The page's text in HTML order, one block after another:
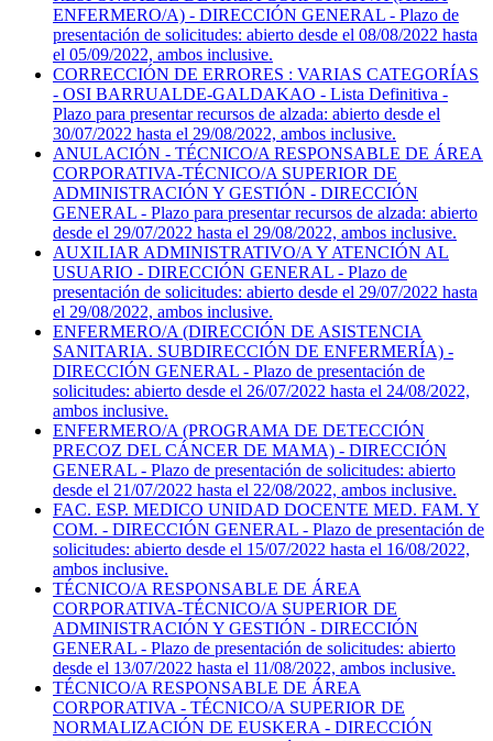
ENFERMERO/A) - DIRECCIÓN GENERAL - Plazo de
presentación de solicitudes: abierto desde el 08/08/2022 hasta
el 05/09/2022, ambos inclusive.
CORRECCIÓN DE ERRORES : VARIAS CATEGORÍAS
- OSI BARRUALDE-GALDAKAO - Lista Definitiva -
Plazo para presentar recursos de alzada: abierto desde el
30/07/2022 hasta el 29/08/2022, ambos inclusive.
ANULACIÓN - TÉCNICO/A RESPONSABLE DE ÁREA
CORPORATIVA-TÉCNICO/A SUPERIOR DE
ADMINISTRACIÓN Y GESTIÓN - DIRECCIÓN
GENERAL - Plazo para presentar recursos de alzada: abierto
desde el 29/07/2022 hasta el 29/08/2022, ambos inclusive.
AUXILIAR ADMINISTRATIVO/A Y ATENCIÓN AL
USUARIO - DIRECCIÓN GENERAL - Plazo de
presentación de solicitudes: abierto desde el 29/07/2022 hasta
el 29/08/2022, ambos inclusive.
ENFERMERO/A (DIRECCIÓN DE ASISTENCIA
SANITARIA. SUBDIRECCIÓN DE ENFERMERÍA) -
DIRECCIÓN GENERAL - Plazo de presentación de
solicitudes: abierto desde el 26/07/2022 hasta el 24/08/2022,
ambos inclusive.
ENFERMERO/A (PROGRAMA DE DETECCIÓN
PRECOZ DEL CÁNCER DE MAMA) - DIRECCIÓN
GENERAL - Plazo de presentación de solicitudes: abierto
desde el 21/07/2022 hasta el 22/08/2022, ambos inclusive.
FAC. ESP. MEDICO UNIDAD DOCENTE MED. FAM. Y
COM. - DIRECCIÓN GENERAL - Plazo de presentación de
solicitudes: abierto desde el 15/07/2022 hasta el 16/08/2022,
ambos inclusive.
TÉCNICO/A RESPONSABLE DE ÁREA
CORPORATIVA-TÉCNICO/A SUPERIOR DE
ADMINISTRACIÓN Y GESTIÓN - DIRECCIÓN
GENERAL - Plazo de presentación de solicitudes: abierto
desde el 13/07/2022 hasta el 11/08/2022, ambos inclusive.
TÉCNICO/A RESPONSABLE DE ÁREA
CORPORATIVA - TÉCNICO/A SUPERIOR DE
NORMALIZACIÓN DE EUSKERA - DIRECCIÓN